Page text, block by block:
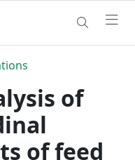
of
of feed